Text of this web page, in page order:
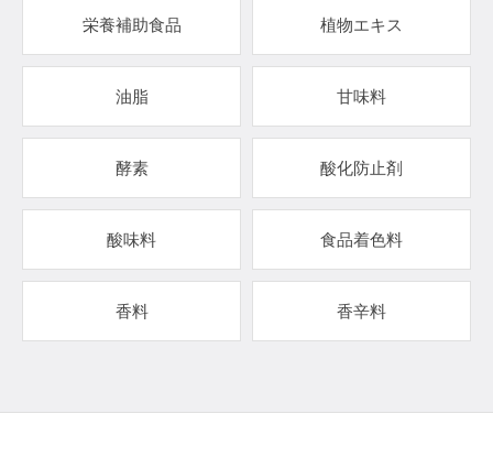
栄養補助食品 植物エキス
油脂 甘味料
酵素 酸化防止剤
酸味料 食品着色料
香料 香辛料